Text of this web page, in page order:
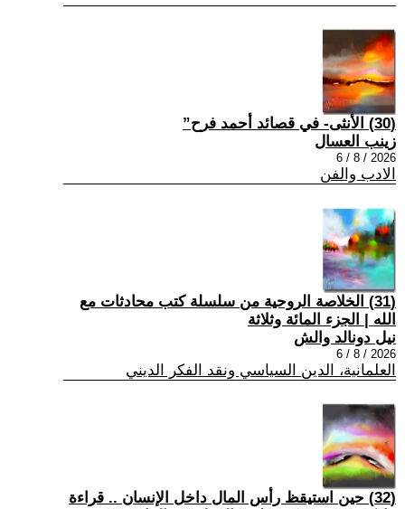
(30) الأنثى- في قصائد أحمد فرح”
زينب العسال
2026 / 8 / 6
الادب والفن
(31) الخلاصة الروحية من سلسلة كتب محادثات مع
الله | الجزء المائة وثلاثة
نيل دونالد والش
2026 / 8 / 6
العلمانية، الدين السياسي ونقد الفكر الديني
(32) حين استيقظ رأس المال داخل الإنسان .. قراءة